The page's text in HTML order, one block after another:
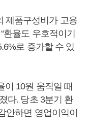
제품구성비가 고용
환율도 우호적이기
로 증가할 수 있
이 10원 움직일 때
다. 당초 3분기 환
안하면 영업이익이